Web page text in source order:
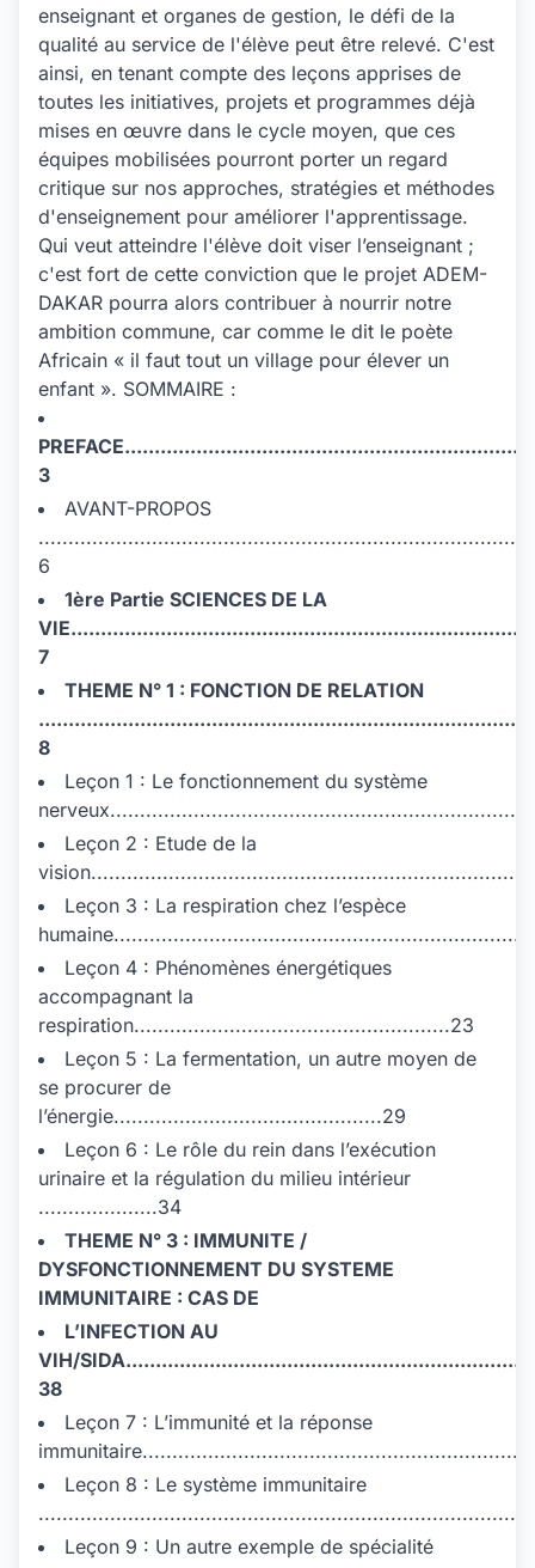
enseignant et organes de gestion, le défi de la
qualité au service de l'élève peut être relevé. C'est
ainsi, en tenant compte des leçons apprises de
toutes les initiatives, projets et programmes déjà
mises en œuvre dans le cycle moyen, que ces
équipes mobilisées pourront porter un regard
critique sur nos approches, stratégies et méthodes
d'enseignement pour améliorer l'apprentissage.
Qui veut atteindre l'élève doit viser l’enseignant ;
c'est fort de cette conviction que le projet ADEM-
DAKAR pourra alors contribuer à nourrir notre
ambition commune, car comme le dit le poète
Africain « il faut tout un village pour élever un
enfant ». SOMMAIRE :
3
AVANT-PROPOS
6
1ère Partie SCIENCES DE LA
7
THEME N° 1 : FONCTION DE RELATION
8
Leçon 1 : Le fonctionnement du système
Leçon 2 : Etude de la
Leçon 3 : La respiration chez l’espèce
Leçon 4 : Phénomènes énergétiques
accompagnant la
respiration.....................................................23
Leçon 5 : La fermentation, un autre moyen de
se procurer de
l’énergie.............................................29
Leçon 6 : Le rôle du rein dans l’exécution
urinaire et la régulation du milieu intérieur
....................34
THEME N° 3 : IMMUNITE /
DYSFONCTIONNEMENT DU SYSTEME
IMMUNITAIRE : CAS DE
L’INFECTION AU
VIH/
38
Leçon 7 : L’immunité et la réponse
Leçon 8 : Le système immunitaire
Leçon 9 : Un autre exemple de spécialité